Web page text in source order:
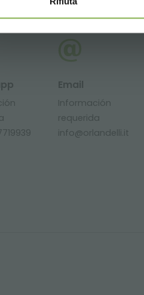
Email
Información
requerida
info@orlandelli.it